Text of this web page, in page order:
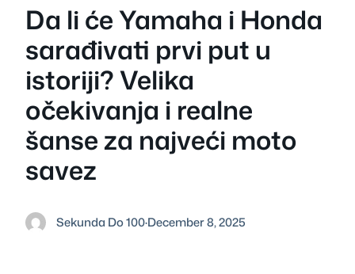
Da li će Yamaha i Honda
sarađivati prvi put u
istoriji? Velika
očekivanja i realne
šanse za najveći moto
savez
Sekunda Do 100·December 8, 2025